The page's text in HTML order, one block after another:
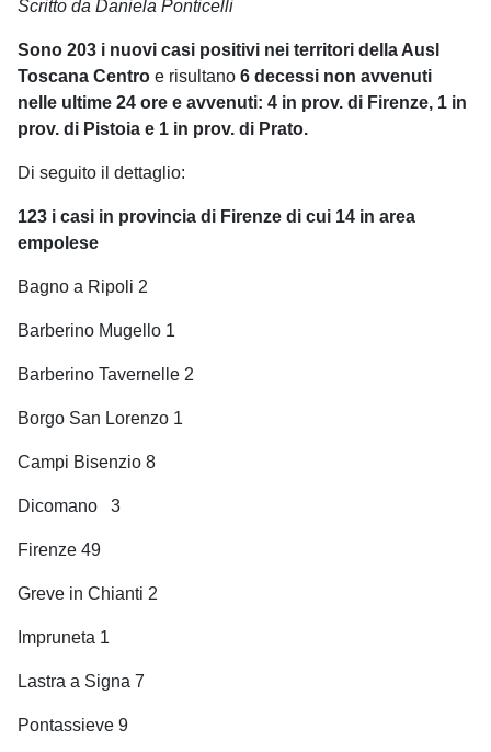
Scritto da Daniela Ponticelli
Sono 203 i nuovi casi positivi nei territori della Ausl
Toscana Centro e risultano 6 decessi non avvenuti
nelle ultime 24 ore e avvenuti: 4 in prov. di Firenze, 1 in
prov. di Pistoia e 1 in prov. di Prato.
Di seguito il dettaglio:
123 i casi in provincia di Firenze di cui 14 in area
empolese
Bagno a Ripoli 2
Barberino Mugello 1
Barberino Tavernelle 2
Borgo San Lorenzo 1
Campi Bisenzio 8
Dicomano 3
Firenze 49
Greve in Chianti 2
Impruneta 1
Lastra a Signa 7
Pontassieve 9